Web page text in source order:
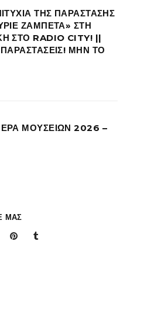
ΤΗΣ ΠΑΡΑΣΤΑΣΗΣ
ΖΑΜΠΕΤΑ» ΣΤΗ
ΣΤΟ RADIO CITY! ||
ΜΗΝ ΤΟ
ΜΟΥΣΕΙΩΝ 2026 –
ΜΑΣ